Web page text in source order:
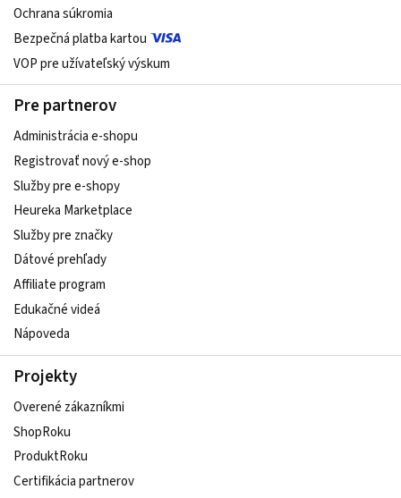
Ochrana súkromia
Bezpečná platba kartou
VOP pre užívateľský výskum
Pre partnerov
Administrácia e-shopu
Registrovať nový e-shop
Služby pre e‑shopy
Heureka Marketplace
Služby pre značky
Dátové prehľady
Affiliate program
Edukačné videá
Nápoveda
Projekty
Overené zákazníkmi
ShopRoku
ProduktRoku
Certifikácia partnerov